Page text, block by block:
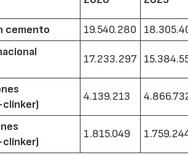
cemento 19.540.280
17.233.297
4.139.213
1.815.049